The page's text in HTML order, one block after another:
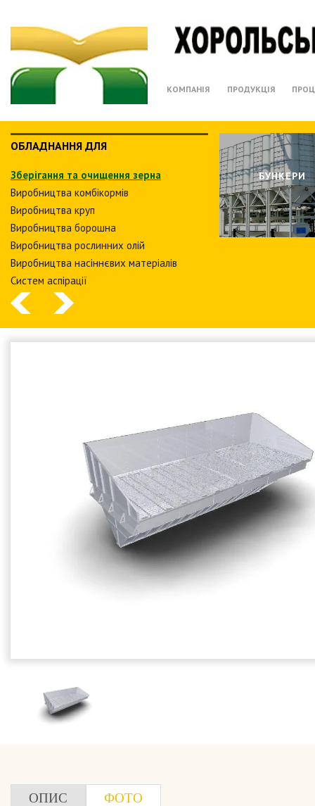
КОМПАНІЯ ПРОДУКЦІЯ
ОБЛАДНАННЯ ДЛЯ
Зберiгання та очищення зерна
Виробництва комбiкормiв
Виробництва круп
Виробництва борошна
Виробництва рослинних олiй
Виробництва насіннєвих матеріалів
Систем аспiрацiї
БУНКЕРИ
ОПИС ФОТО